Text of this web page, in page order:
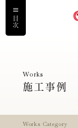
目次
私たちについて
寺島工務店の家づ
Works
施工事例
Works Category